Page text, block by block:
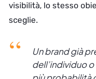
visibilità, lo stesso
sceglie.
Un brand già
dell’individuo o